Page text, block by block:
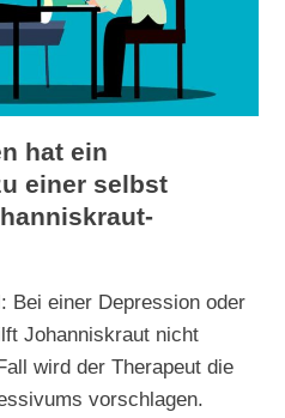
hat ein
einer selbst
Bei einer Depression oder
Johanniskraut nicht
wird der Therapeut die
vorschlagen.